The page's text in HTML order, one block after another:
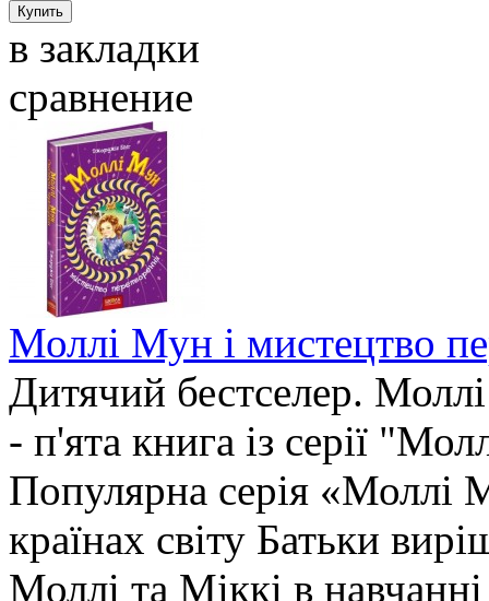
в закладки
сравнение
Моллі Мун і мистецтво
Дитячий бестселер.
- п'ята книга із серії
Популярна серія «Моллі
країнах світу Батьки
Моллі та Міккі в